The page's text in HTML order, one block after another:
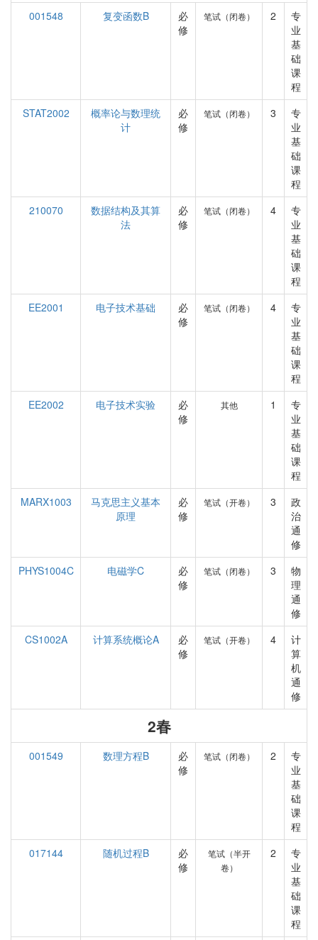
001548 复变函数B
必
修
笔试（闭卷） 2
专
业
基
础
课
程
STAT2002
概率论与数理统
计
必
修
笔试（闭卷） 3
专
业
基
础
课
程
210070
数据结构及其算
法
必
修
笔试（闭卷） 4
专
业
基
础
课
程
EE2001
电子技术基础
必
修
笔试（闭卷） 4
专
业
基
础
课
程
EE2002
电子技术实验
必
修
其他 1
专
业
基
础
课
程
MARX1003
马克思主义基本
原理
必
修
笔试（开卷） 3
政
治
通
修
PHYS1004C
电磁学C
必
修
笔试（闭卷） 3
物
理
通
修
CS1002A
计算系统概论A
必
修
笔试（开卷） 4
计
算
机
通
修
2春
001549 数理方程B
必
修
笔试（闭卷） 2
专
业
基
础
课
程
017144
随机过程B
必
修
笔试（半开
卷）
2
专
业
基
础
课
程